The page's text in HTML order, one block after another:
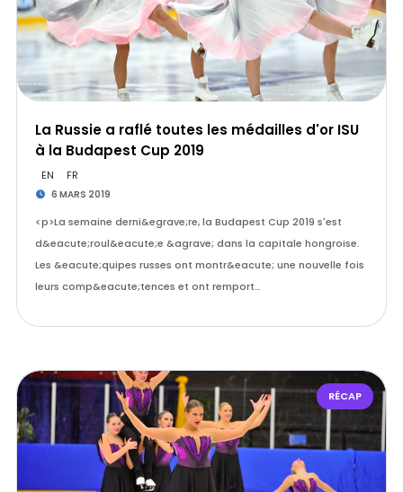
La Russie a raflé toutes les médailles d'or ISU
à la Budapest Cup 2019
EN FR
6 MARS 2019
<p>La semaine derni&egrave;re, la Budapest Cup 2019 s'est
d&eacute;roul&eacute;e &agrave; dans la capitale hongroise.
Les &eacute;quipes russes ont montr&eacute; une nouvelle fois
leurs comp&eacute;tences et ont remport…
RÉCAP